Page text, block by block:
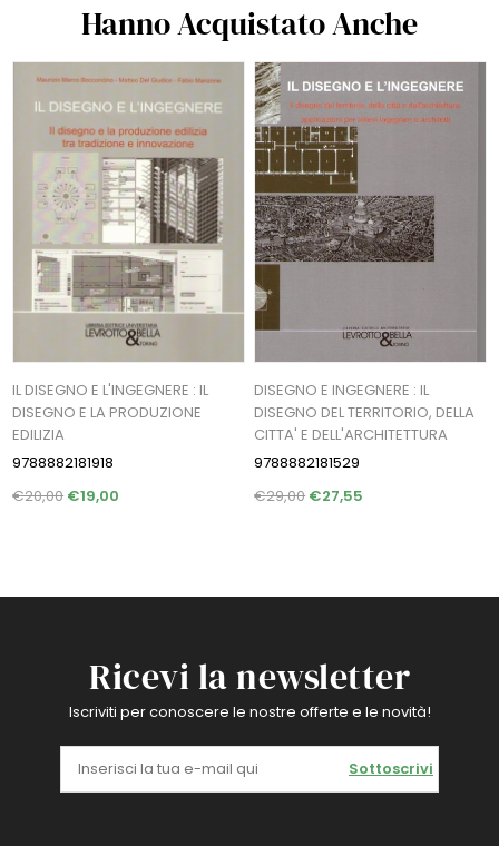
Hanno Acquistato Anche
IL DISEGNO E L'INGEGNERE : IL
DISEGNO E LA PRODUZIONE
EDILIZIA
9788882181918
€20,00 €19,00
DISEGNO E INGEGNERE : IL
DISEGNO DEL TERRITORIO, DELLA
CITTA' E DELL'ARCHITETTURA
9788882181529
€29,00€27,55
Ricevi la newsletter
Iscriviti per conoscere le nostre offerte e le novità!
Sottoscrivi